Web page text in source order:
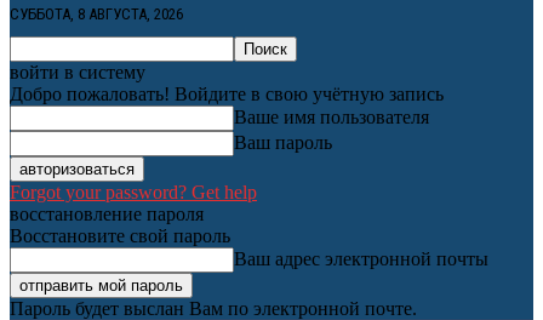
СУББОТА, 8 АВГУСТА, 2026
войти в систему
Добро пожаловать! Войдите в свою учётную запись
Ваше имя пользователя
Ваш пароль
Forgot your password? Get help
восстановление пароля
Восстановите свой пароль
Ваш адрес электронной почты
Пароль будет выслан Вам по электронной почте.